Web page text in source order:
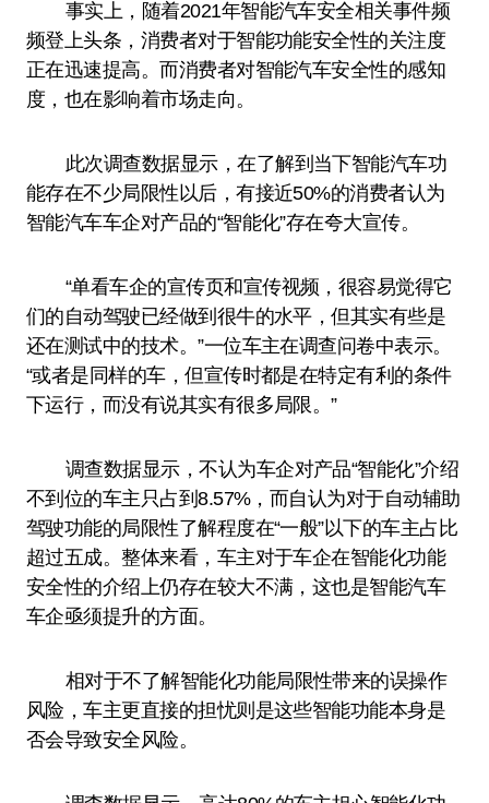
事实上，随着2021年智能汽车安全相关事件频
频登上头条，消费者对于智能功能安全性的关注度
正在迅速提高。而消费者对智能汽车安全性的感知
度，也在影响着市场走向。
此次调查数据显示，在了解到当下智能汽车功
能存在不少局限性以后，有接近50%的消费者认为
智能汽车车企对产品的“智能化”存在夸大宣传。
“单看车企的宣传页和宣传视频，很容易觉得它
们的自动驾驶已经做到很牛的水平，但其实有些是
还在测试中的技术。”一位车主在调查问卷中表示。
“或者是同样的车，但宣传时都是在特定有利的条件
下运行，而没有说其实有很多局限。”
调查数据显示，不认为车企对产品“智能化”介绍
不到位的车主只占到8.57%，而自认为对于自动辅助
驾驶功能的局限性了解程度在“一般”以下的车主占比
超过五成。整体来看，车主对于车企在智能化功能
安全性的介绍上仍存在较大不满，这也是智能汽车
车企亟须提升的方面。
相对于不了解智能化功能局限性带来的误操作
风险，车主更直接的担忧则是这些智能功能本身是
否会导致安全风险。